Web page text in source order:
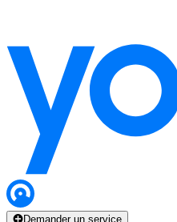
Demander un service